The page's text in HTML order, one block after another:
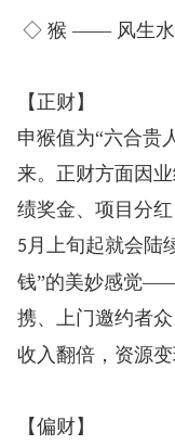
◇ 猴 —— 风生水
【正财】
申猴值为“六合贵
来。正财方面因
绩奖金、项目分
5 月上旬起就会陆
钱”的美妙感觉
携、上门邀约者
收入翻倍，资源变
【偏财】